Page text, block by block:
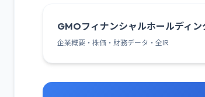
GMOフィナンシャルホールディ
企業概要・株価・財務データ・全IR